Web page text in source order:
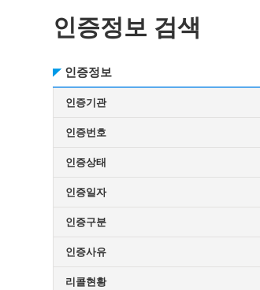
인증정보 검색
인증정보
인증기관
인증번호
인증상태
인증일자
인증구분
인증사유
리콜현황